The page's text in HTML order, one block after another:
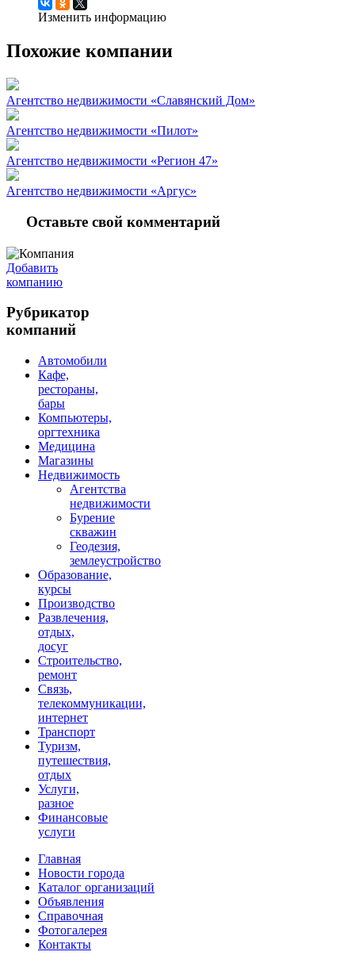
Изменить информацию
Похожие компании
Агентство недвижимости «Славянский Дом»
Агентство недвижимости «Пилот»
Агентство недвижимости «Регион 47»
Агентство недвижимости «Аргус»
Оставьте свой комментарий
Добавить
компанию
Рубрикатор
компаний
Автомобили
Кафе,
рестораны,
бары
Компьютеры,
оргтехника
Медицина
Магазины
Недвижимость
Агентства
недвижимости
Бурение
скважин
Геодезия,
землеустройство
Образование,
курсы
Производство
Развлечения,
отдых,
досуг
Строительство,
ремонт
Связь,
телекоммуникации,
интернет
Транспорт
Туризм,
путешествия,
отдых
Услуги,
разное
Финансовые
услуги
Главная
Новости города
Каталог организаций
Объявления
Справочная
Фотогалерея
Контакты